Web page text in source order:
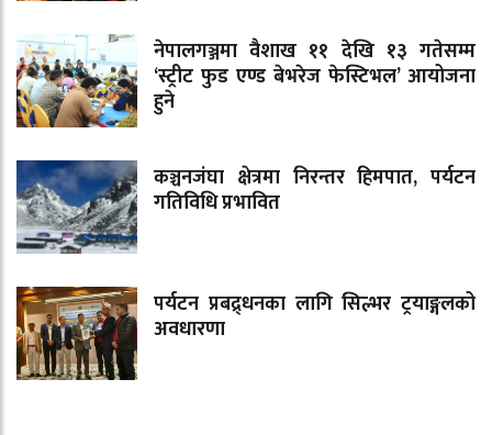
नेपालगञ्जमा वैशाख ११ देखि १३ गतेसम्म
‘स्ट्रीट फुड एण्ड बेभरेज फेस्टिभल’ आयोजना
हुने
कञ्चनजंघा क्षेत्रमा निरन्तर हिमपात, पर्यटन
गतिविधि प्रभावित
पर्यटन प्रबद्र्धनका लागि सिल्भर ट्रयाङ्गलको
अवधारणा